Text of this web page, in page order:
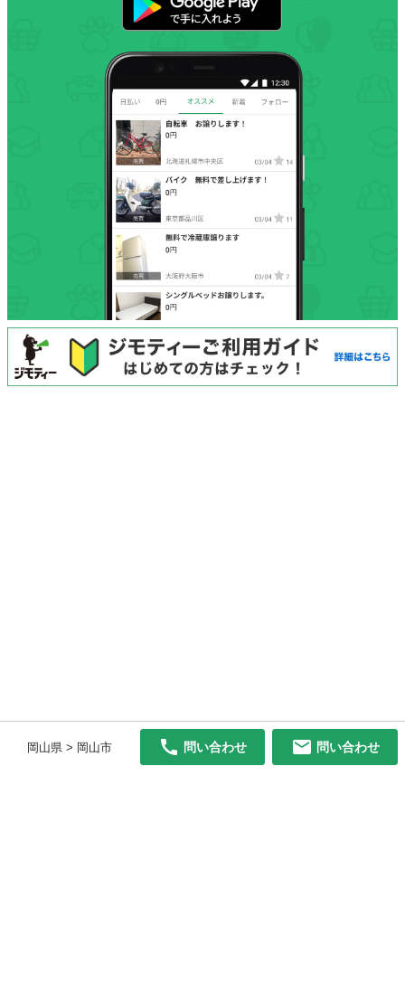
岡山県 > 岡山市 問い合わせ 問い合わせ